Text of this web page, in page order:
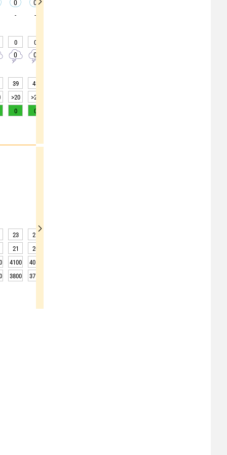
0 0
- -
0 0
0 0
39 43
>20 >20
0 0
23 21
21 20
4100 4050
3800 3750